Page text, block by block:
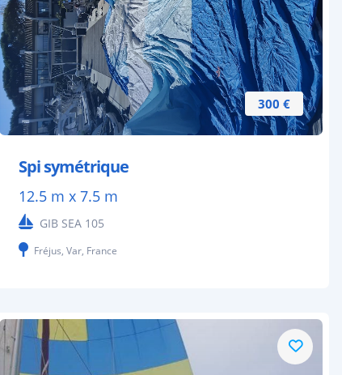
300 €
Spi symétrique
12.5 m x 7.5 m
GIB SEA 105
Fréjus, Var, France